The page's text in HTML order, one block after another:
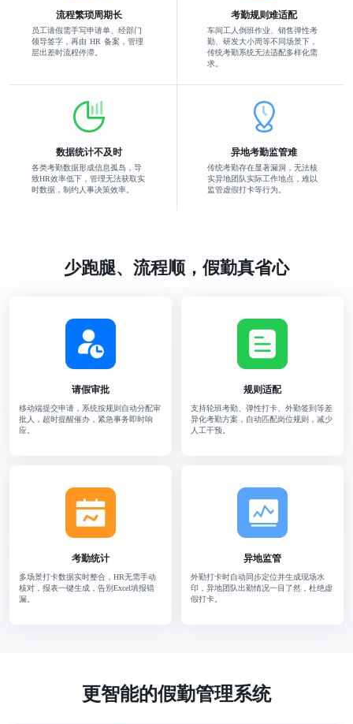
流程繁琐周期长
员工请假需手写申请单、经部门
领导签字，再由 HR 备案，管理
层出差时流程停滞。
考勤规则难适配
车间工人倒班作业、销售弹性考
勤、研发大小周等不同场景下，
传统考勤系统无法适配多样化需
求。
数据统计不及时
各类考勤数据形成信息孤岛，导
致HR效率低下，管理无法获取实
时数据，制约人事决策效率。
异地考勤监管难
传统考勤存在显著漏洞，无法核
实异地团队实际工作地点，难以
监管虚假打卡等行为。
少跑腿、流程顺，假勤真省心
请假审批
移动端提交申请，系统按规则自动分配审
批人，超时提醒催办，紧急事务即时响
应。
规则适配
支持轮班考勤、弹性打卡、外勤签到等差
异化考勤方案，自动匹配岗位规则，减少
人工干预。
考勤统计
多场景打卡数据实时整合，HR无需手动
核对，报表一键生成，告别Excel填报错
漏。
异地监管
外勤打卡时自动同步定位并生成现场水
印，异地团队出勤情况一目了然，杜绝虚
假打卡。
更智能的假勤管理系统